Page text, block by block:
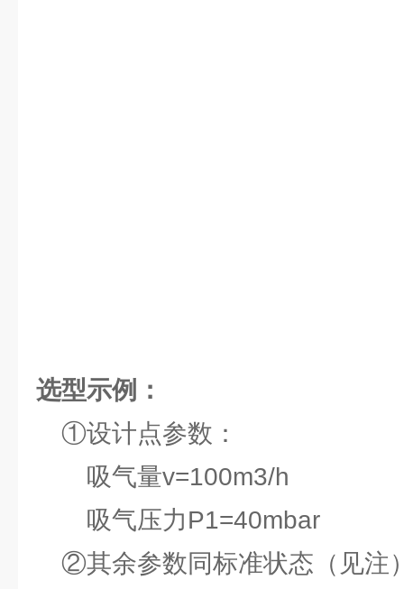
选型示例：
①设计点参数：
吸气量v=100m3/h
吸气压力P1=40mbar
②其余参数同标准状态（见注